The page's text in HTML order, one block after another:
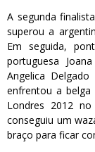
A segunda
superou a
Em seguida,
portuguesa
Angelica
enfrentou a belga
Londres 2012
conseguiu um
braço para ficar